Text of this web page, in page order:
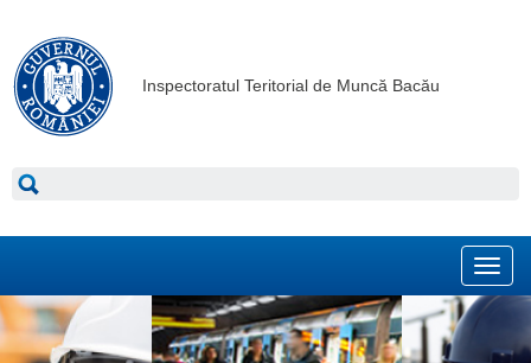
Inspectoratul Teritorial de Muncă Bacău